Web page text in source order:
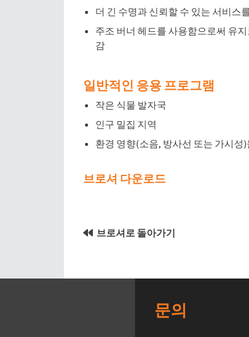
더 긴 수명과 신뢰할 수 있는 서비스
주조 버너 헤드를 사용함으로써 유
감
일반적인 응용 프로그램
작은 식물 발자국
인구 밀집 지역
환경 영향(소음, 방사선 또는 가시성
브로셔 다운로드
브로셔로 돌아가기
문의